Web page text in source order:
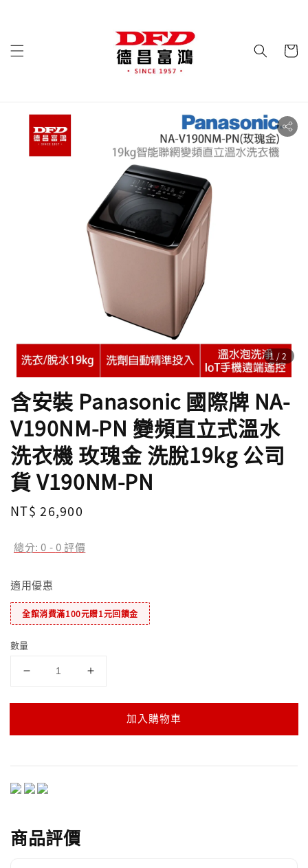
1 /2
含安裝 Panasonic 國際牌 NA-
V190NM-PN 變頻直立式溫水
洗衣機 玫瑰金 洗脫19kg 公司
貨 V190NM-PN
Regular
NT$ 26,900
總分:0 -0評價
適用優惠
全館消費滿100元贈1元回饋金
數量
加入購物車
商品評價